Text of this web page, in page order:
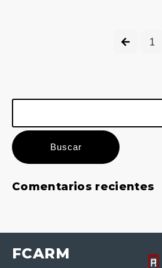
1
Buscar:
Comentarios recientes
FCARM